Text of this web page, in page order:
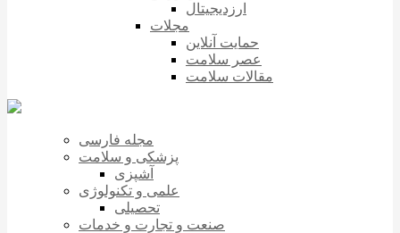
ارزدیجیتال
مجلات
حمایت آنلاین
عصر سلامت
مقالات سلامت
مجله فارسی
پزشکی و سلامت
آشپزی
علمی و تکنولوژی
تحصیلی
صنعت و تجارت و خدمات